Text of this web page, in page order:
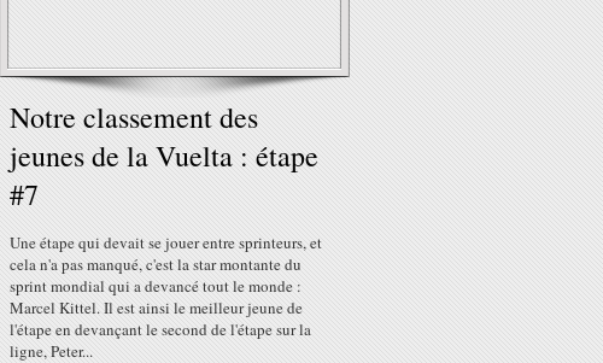
Notre classement des
jeunes de la Vuelta : étape
#7
Une étape qui devait se jouer entre sprinteurs, et
cela n'a pas manqué, c'est la star montante du
sprint mondial qui a devancé tout le monde :
Marcel Kittel. Il est ainsi le meilleur jeune de
l'étape en devançant le second de l'étape sur la
ligne, Peter...